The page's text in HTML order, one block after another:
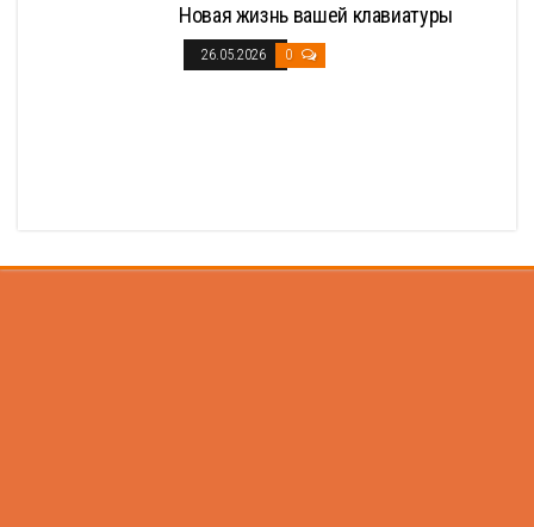
Новая жизнь вашей клавиатуры
26.05.2026 0